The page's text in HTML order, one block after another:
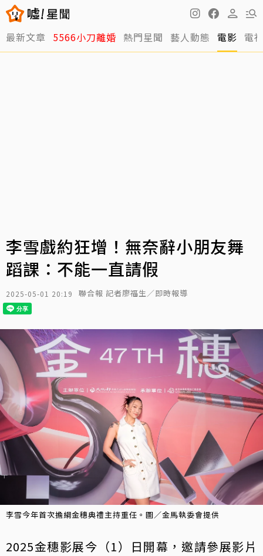
最新文章 5566小刀離婚 熱門星聞 藝人動態 電影 電
李雪戲約狂增！無奈辭小朋友舞
蹈課：不能一直請假
2025-05-01 20:19 聯合報 記者廖福生／即時報導
李雪今年首次擔綱金穗典禮主持重任。圖／金馬執委會提供
2025金穗影展今（1）日開幕，邀請參展影片